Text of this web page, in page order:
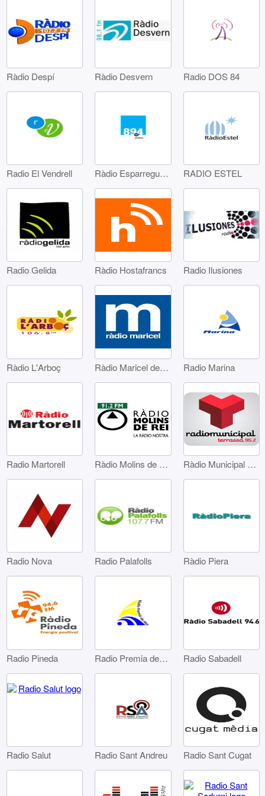
Ràdio Despí Ràdio Desvern Radio DOS 84
Radio El Vendrell Ràdio Esparreguera RADIO ESTEL
Radio Gelida Ràdio Hostafrancs Radio Ilusiones
Ràdio L'Arboç Ràdio Maricel de Sitges Radio Marina
Radio Martorell Ràdio Molins de Rei Ràdio Municipal de Terrassa
Radio Nova Radio Palafolls Ràdio Piera
Radio Pineda Radio Premia de Mar Radio Sabadell
Radio Salut Radio Sant Andreu Radio Sant Cugat